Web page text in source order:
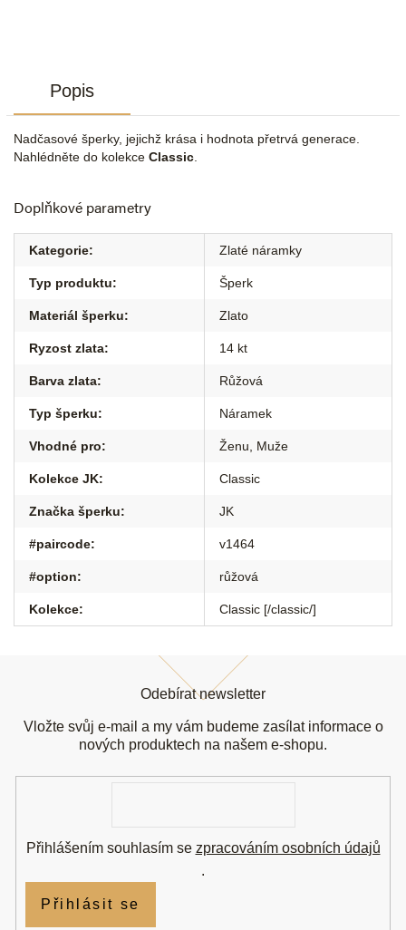
Popis
Nadčasové šperky, jejichž krása i hodnota přetrvá generace.
Nahlédněte do kolekce Classic
Doplňkové parametry
Kategorie: Zlaté náramky
Typ produktu: Šperk
Materiál šperku: Zlato
Ryzost zlata: 14 kt
Barva zlata: Růžová
Typ šperku: Náramek
Vhodné pro: Ženu Muže
Kolekce JK: Classic
Značka šperku: JK
#paircode: v1464
#option: růžová
Kolekce: Classic [/classic/]
Odebírat newsletter
Vložte svůj e-mail a my vám budeme zasílat informace o
nových produktech na našem e-shopu.
Přihlášením souhlasím se zpracováním osobních údajů
.
Přihlásit se